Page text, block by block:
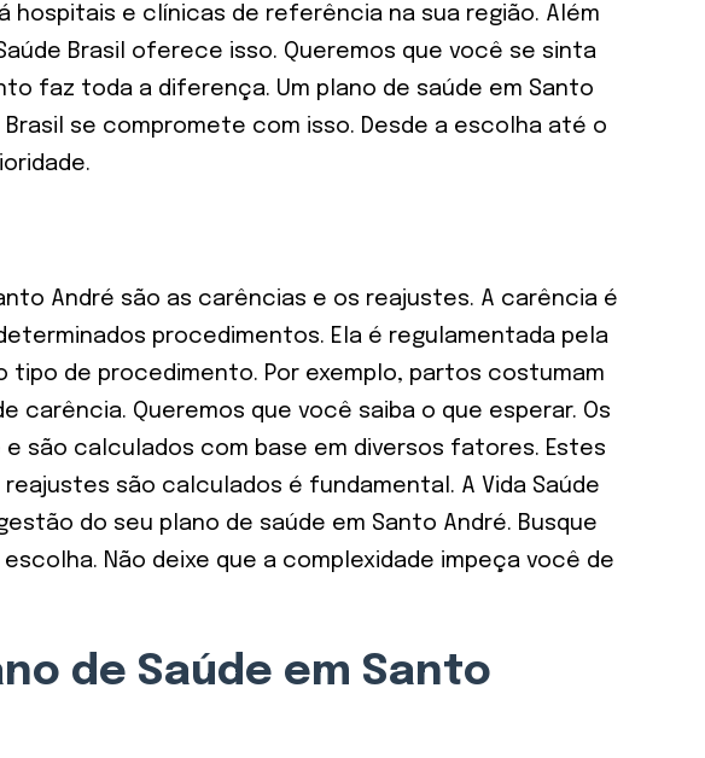
e clínicas de referência na sua região. Além
Brasil oferece isso. Queremos que você se sinta
faz toda a diferença. Um plano de saúde em Santo
se compromete com isso. Desde a escolha até o
André são as carências e os reajustes. A carência é
procedimentos. Ela é regulamentada pela
tipo de procedimento. Por exemplo, partos costumam
carência. Queremos que você saiba o que esperar. Os
são calculados com base em diversos fatores. Estes
são calculados é fundamental. A Vida Saúde
do seu plano de saúde em Santo André. Busque
Não deixe que a complexidade impeça você de
de Saúde em Santo